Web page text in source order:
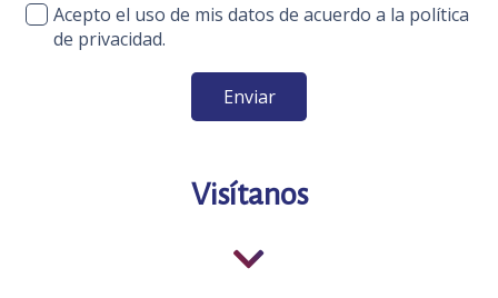
Acepto el uso de mis datos de acuerdo a la política
de privacidad.
Enviar
Visítanos